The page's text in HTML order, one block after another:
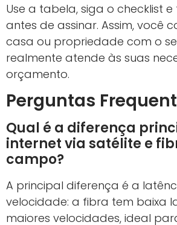
Use a tabela, siga o checklist
antes de assinar. Assim, você
casa ou propriedade com o
realmente atende às suas
orçamento.
Perguntas
Qual é a diferença
internet via satélite e
campo?
A principal diferença é a
velocidade: a fibra tem baixa
maiores velocidades, ideal